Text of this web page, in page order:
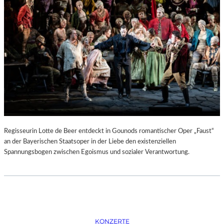
–
K
Ü
N
S
T
L
E
R
,
T
M
Regisseurin Lotte de Beer entdeckt in Gounods romantischer Oper „Faust“
an der Bayerischen Staatsoper in der Liebe den existenziellen
Spannungsbogen zwischen Egoismus und sozialer Verantwortung.
KONZERTE